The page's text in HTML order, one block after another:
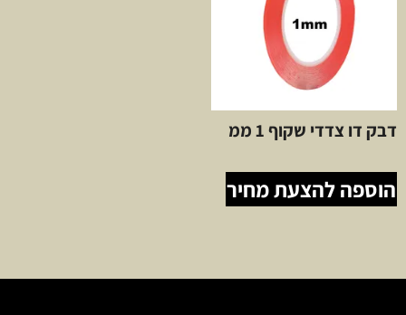
דבק דו צדדי שקוף 1 ממ
הוספה להצעת מחיר